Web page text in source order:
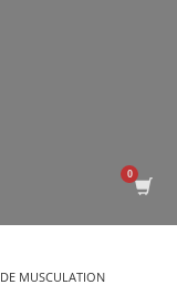
MUSCULATION